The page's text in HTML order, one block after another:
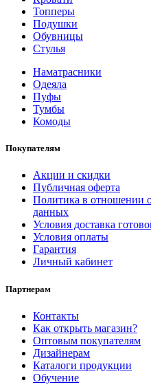
Топперы
Подушки
Обувницы
Стулья
Наматрасники
Одеяла
Пуфы
Тумбы
Комоды
Покупателям
Акции и скидки
Публичная оферта
Политика в отношении
данных
Условия доставка
Условия оплаты
Гарантия
Личный кабинет
Партнерам
Контакты
Как открыть магазин?
Оптовым покупателям
Дизайнерам
Каталоги продукции
Обучение